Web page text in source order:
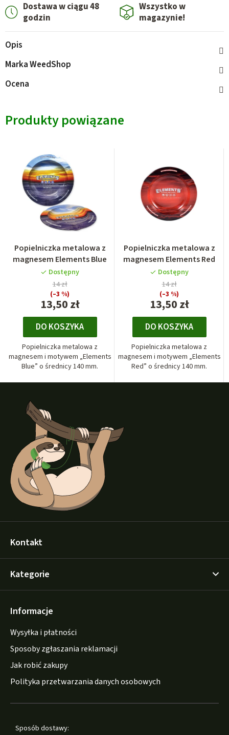
Dostawa w ciągu 48
godzin
Wszystko w
magazynie!
Opis
MarkaWeedShop
Ocena
Produkty powiązane
Popielniczka metalowa z
magnesem Elements Blue
Dostępny
13,50 zł
14 zł
(–3 %)
DO KOSZYKA
Popielniczka metalowa z
magnesem i motywem „Elements
Blue” o średnicy 140 mm.
Popielniczka metalowa z
magnesem Elements Red
Dostępny
13,50 zł
14 zł
(–3 %)
DO KOSZYKA
Popielniczka metalowa z
magnesem i motywem „Elements
Red” o średnicy 140 mm.
S
Kontakt
Kategorie
Informacje
Wysyłka i płatności
Sposoby zgłaszania reklamacji
Jak robić zakupy
Polityka przetwarzania danych osobowych
Sposób dostawy: